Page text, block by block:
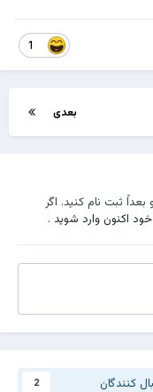
بعدی
ثبت نام کنید. اگر
اکنون وارد شوید.
کنندگان 2